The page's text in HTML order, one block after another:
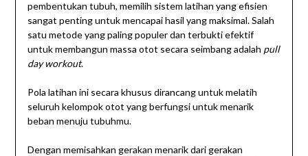
pembentukan tubuh, memilih sistem latihan yang efisien
sangat penting untuk mencapai hasil yang maksimal. Salah
satu metode yang paling populer dan terbukti efektif
untuk membangun massa otot secara seimbang adalah pull
day workout.
Pola latihan ini secara khusus dirancang untuk melatih
seluruh kelompok otot yang berfungsi untuk menarik
beban menuju tubuhmu.
Dengan memisahkan gerakan menarik dari gerakan